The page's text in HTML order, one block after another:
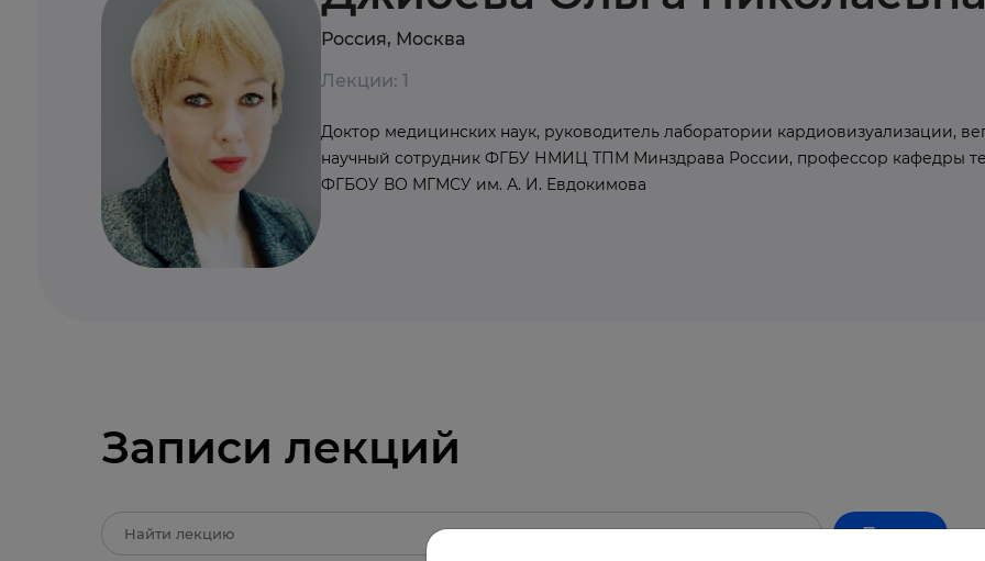
Россия, Москва
Лекции: 1
Доктор медицинских наук, руководитель лаборатории кардиовизуализации,
научный сотрудник ФГБУ НМИЦ ТПМ Минздрава России, профессор кафедры
ФГБОУ ВО МГМСУ им. А. И. Евдокимова
Записи лекций
Поиск